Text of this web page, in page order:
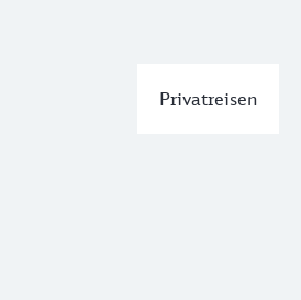
Privatreisen